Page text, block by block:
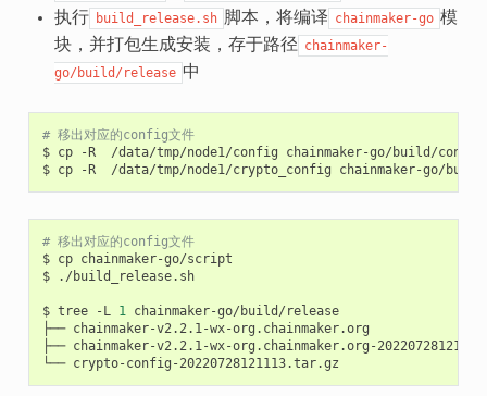
执行 build_release.sh 脚本，将编译 chainmaker-go 模
块，并打包生成安装，存于路径 chainmaker-
go/build/release 中
# 移出对应的config文件
$ cp -R /data/tmp/node1/config
chainmaker-go/build/config
$ cp -R /data/tmp/node1/crypto_config
# 移出对应的config文件
$ cp chainmaker-go/script
$
./build_release.sh
$ tree -L 1 chainmaker-go/build/release
├── chainmaker-v2.2.1-wx-org.chainmaker.org
├── chainmaker-v2.2.1-wx-org.chainmaker.org-
└──